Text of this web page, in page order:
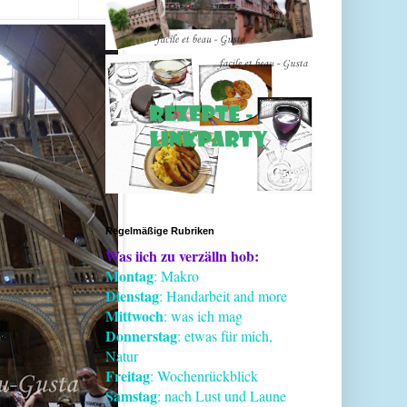
Regelmäßige Rubriken
Was iich zu verzälln hob:
Montag: Makro
Dienstag: Handarbeit and more
Mittwoch: was ich mag
Donnerstag: etwas für mich,
Natur
Freitag: Wochenrückblick
Samstag: nach Lust und Laune